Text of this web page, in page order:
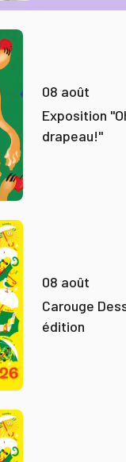
08 août
Exposition
drapeau!"
08 août
Carouge
édition